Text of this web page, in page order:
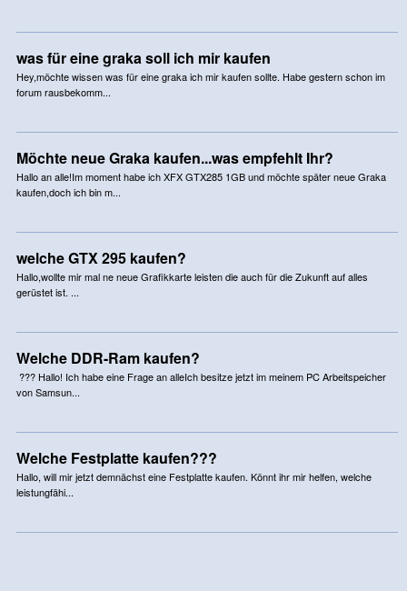
was für eine graka soll ich mir kaufen
Hey,möchte wissen was für eine graka ich mir kaufen sollte. Habe gestern schon im
forum rausbekomm...
Möchte neue Graka kaufen...was empfehlt Ihr?
Hallo an alle!Im moment habe ich XFX GTX285 1GB und möchte später neue Graka
kaufen,doch ich bin m...
welche GTX 295 kaufen?
Hallo,wollte mir mal ne neue Grafikkarte leisten die auch für die Zukunft auf alles
gerüstet ist. ...
Welche DDR-Ram kaufen?
??? Hallo! Ich habe eine Frage an alleIch besitze jetzt im meinem PC Arbeitspeicher
von Samsun...
Welche Festplatte kaufen???
Hallo, will mir jetzt demnächst eine Festplatte kaufen. Könnt ihr mir helfen, welche
leistungfähi...